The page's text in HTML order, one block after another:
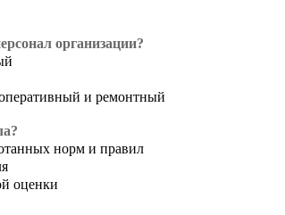
организации?
и ремонтный
норм и правил
оценки